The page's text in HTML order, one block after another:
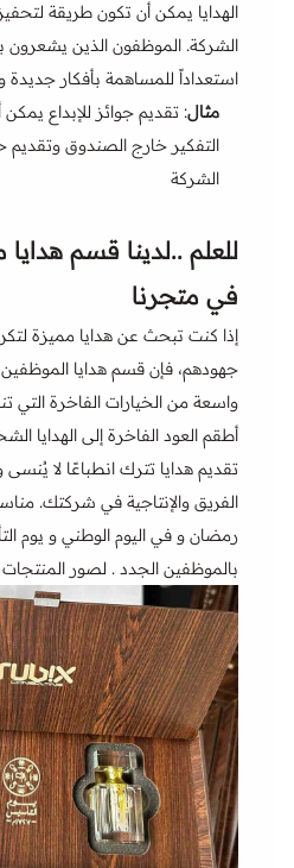
الهدايا يمكن أن تكون طريقة لتحفيز
الشركة. الموظفون الذين يشعرون
استعداداً للمساهمة بأفكار
مثال: تقديم جوائز للإبداع
التفكير خارج الصندوق
الشركة
للعلم ..لدينا قسم
في متجرنا
إذا كنت تبحث عن هدايا مميزة
جهودهم، فإن قسم هدايا
واسعة من الخيارات الفاخرة التي
أطقم العود الفاخرة إلى الهدايا
تقديم هدايا تترك انطباعًا لا
الفريق والإنتاجية في شركتك.
رمضان و في اليوم الوطني و يوم
بالموظفين الجدد . لصور المنتجات